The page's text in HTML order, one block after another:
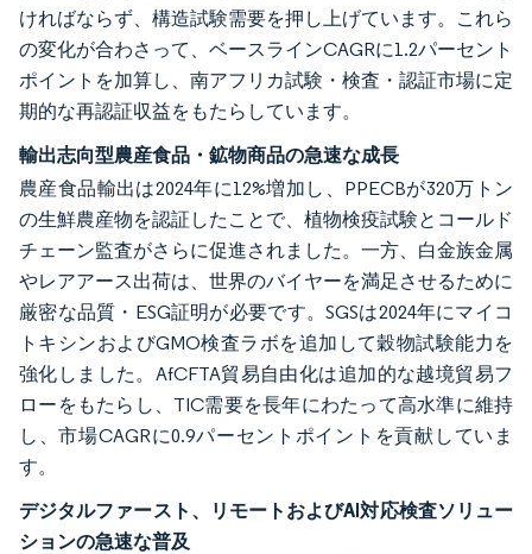
ければならず、構造試験需要を押し上げています。これら
の変化が合わさって、ベースラインCAGRに1.2パーセント
ポイントを加算し、南アフリカ試験・検査・認証市場に定
期的な再認証収益をもたらしています。
輸出志向型農産食品・鉱物商品の急速な成長
農産食品輸出は2024年に12%増加し、PPECBが320万トン
の生鮮農産物を認証したことで、植物検疫試験とコールド
チェーン監査がさらに促進されました。一方、白金族金属
やレアアース出荷は、世界のバイヤーを満足させるために
厳密な品質・ESG証明が必要です。SGSは2024年にマイコ
トキシンおよびGMO検査ラボを追加して穀物試験能力を
強化しました。AfCFTA貿易自由化は追加的な越境貿易フ
ローをもたらし、TIC需要を長年にわたって高水準に維持
し、市場CAGRに0.9パーセントポイントを貢献していま
す。
デジタルファースト、リモートおよびAI対応検査ソリュー
ションの急速な普及